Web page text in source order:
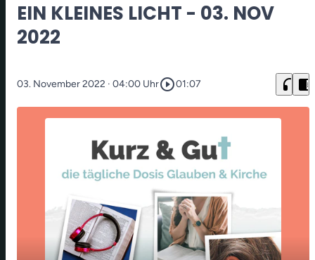
EIN KLEINES LICHT - 03. NOV
2022
03. November 2022 · 04:00 Uhrplay_circle_outline01:07 headphones chrome_reader_mode